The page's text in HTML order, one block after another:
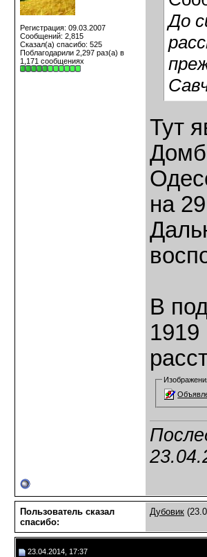
Регистрация: 09.03.2007
Сообщений: 2,815
Сказал(а) спасибо: 525
Поблагодарили 2,297 раз(а) в
1,171 сообщениях
До
Тут
на
В
1919
Пользователь сказал
cпасибо:
Дубовик
23.04.2014, 17:37